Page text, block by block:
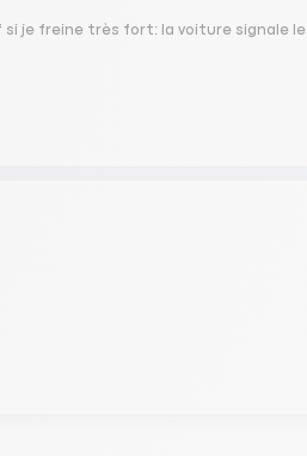
si je freine très fort: la voiture signale le